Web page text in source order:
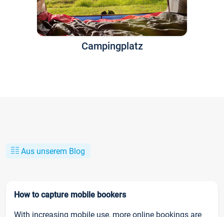
Campingplatz
Aus unserem Blog
How to capture mobile bookers
With increasing mobile use, more online bookings are